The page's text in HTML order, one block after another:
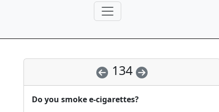
134
Do you smoke e-cigarettes?